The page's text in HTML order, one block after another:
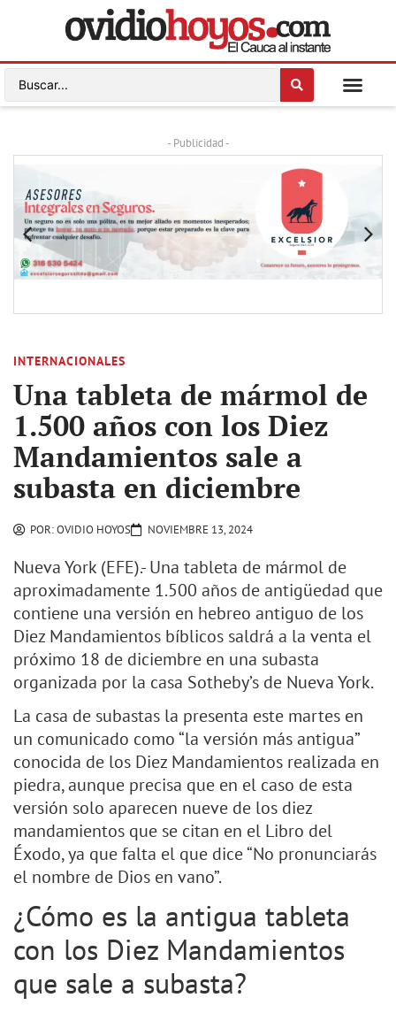
- Publicidad -
INTERNACIONALES
Una tableta de mármol de
1.500 años con los Diez
Mandamientos sale a
subasta en diciembre
POR:OVIDIO HOYOS NOVIEMBRE 13, 2024
Nueva York (EFE).- Una tableta de mármol de
aproximadamente 1.500 años de antigüedad que
contiene una versión en hebreo antiguo de los
Diez Mandamientos bíblicos saldrá a la venta el
próximo 18 de diciembre en una subasta
organizada por la casa Sotheby’s de Nueva York.
La casa de subastas la presenta este martes en
un comunicado como “la versión más antigua”
conocida de los Diez Mandamientos realizada en
piedra, aunque precisa que en el caso de esta
versión solo aparecen nueve de los diez
mandamientos que se citan en el Libro del
Éxodo, ya que falta el que dice “No pronunciarás
el nombre de Dios en vano”.
¿Cómo es la antigua tableta
con los Diez Mandamientos
que sale a subasta?